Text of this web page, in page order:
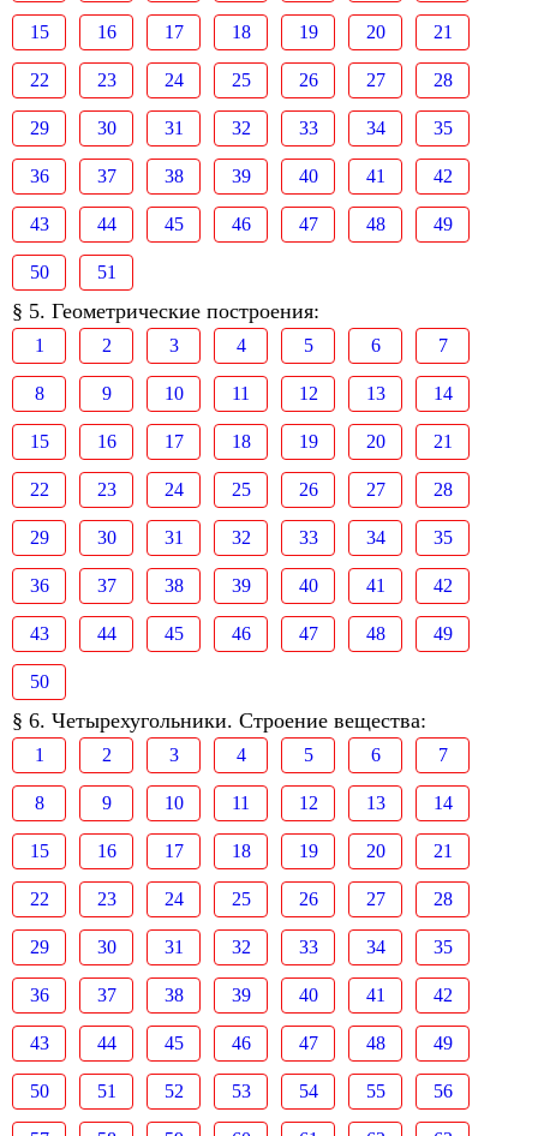
15 16 17 18 19 20 21
22 23 24 25 26 27 28
29 30 31 32 33 34 35
36 37 38 39 40 41 42
43 44 45 46 47 48 49
50 51
§ 5. Геометрические построения:
1 2 3 4 5 6 7
8 9 10 11 12 13 14
15 16 17 18 19 20 21
22 23 24 25 26 27 28
29 30 31 32 33 34 35
36 37 38 39 40 41 42
43 44 45 46 47 48 49
50
§ 6. Четырехугольники. Строение вещества:
1 2 3 4 5 6 7
8 9 10 11 12 13 14
15 16 17 18 19 20 21
22 23 24 25 26 27 28
29 30 31 32 33 34 35
36 37 38 39 40 41 42
43 44 45 46 47 48 49
50 51 52 53 54 55 56